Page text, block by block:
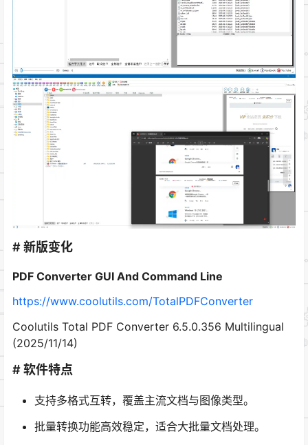
# 新版变化
PDF Converter GUI And Command Line
https://www.coolutils.com/TotalPDFConverter
Coolutils Total PDF Converter 6.5.0.356 Multilingual
(2025/11/14)
# 软件特点
支持多格式互转，覆盖主流文档与图像类型。
批量转换功能高效稳定，适合大批量文档处理。